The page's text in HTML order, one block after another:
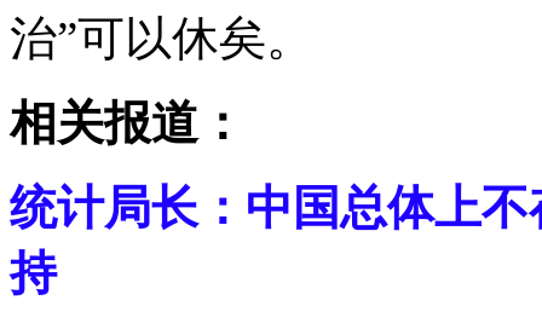
治”可以休矣。
相关报道：
统计局长：中国总体上
持